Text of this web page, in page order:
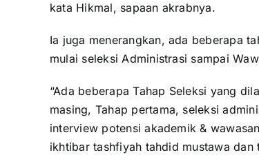
kata Hikmal, sapaan akrabnya.
Ia juga menerangkan, ada beberapa
mulai seleksi Administrasi sampai
“Ada beberapa Tahap Seleksi yang
masing, Tahap pertama, seleksi
interview potensi akademik &
ikhtibar tashfiyah tahdid mustawa dan